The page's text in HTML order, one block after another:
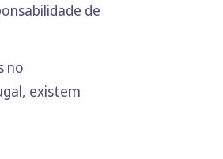
de
no
existem